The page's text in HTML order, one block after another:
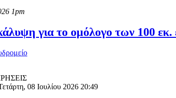
1pm
για το ομόλογο των 100 εκ.
08 Ιουλίου 2026 20:49